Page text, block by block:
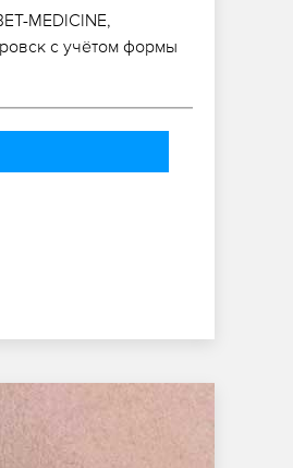
MEDICINE,
с учётом формы